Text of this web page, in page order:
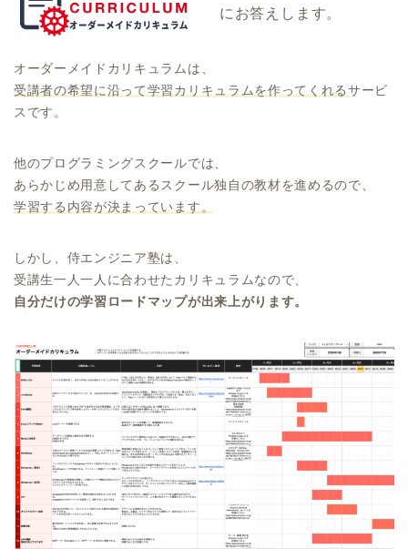
にお答えします。
オーダーメイドカリキュラムは、
受講者の希望に沿って学習カリキュラムを作ってくれる サービ
スです。
他のプログラミングスクールでは、
あらかじめ用意してあるスクール独自の教材を進めるので、
学習する内容が決まっています。
しかし、侍エンジニア塾は、
受講生一人一人に合わせたカリキュラムなので、
自分だけの学習ロードマップが出来上がります。